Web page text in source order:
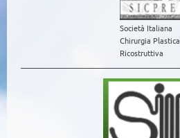
Società Italiana
Chirurgia Plastica
Ricostruttiva